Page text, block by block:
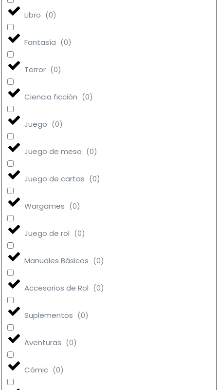
Libro (0)
Fantasía (0)
Terror (0)
Ciencia ficción (0)
Juego (0)
Juego de mesa (0)
Juego de cartas (0)
Wargames (0)
Juego de rol (0)
Manuales Básicos (0)
Accesorios de Rol (0)
Suplementos (0)
Aventuras (0)
Cómic (0)